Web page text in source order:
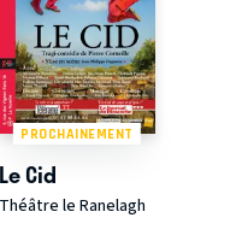
PROCHAINEMENT
Le Cid
Théâtre le Ranelagh